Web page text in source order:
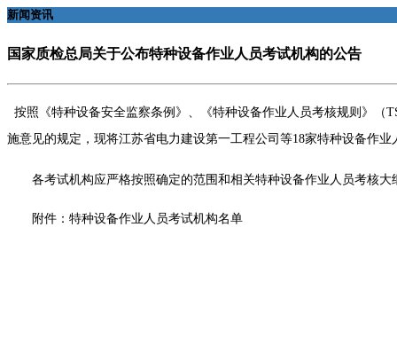
新闻资讯
国家质检总局关于公布特种设备作业人员考试机构的公告
按照《特种设备安全监察条例》、《特种设备作业人员考核规则》（
施意见的规定，现将江苏省电力建设第一工程公司等18家特种设备作
各考试机构应严格按照确定的范围和相关特种设备作业人员考核大
附件：特种设备作业人员考试机构名单